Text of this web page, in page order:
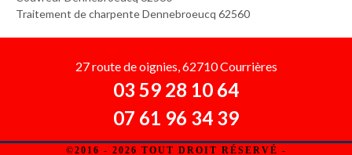
Traitement de charpente Dennebroeucq 62560
27 route de oignies, 62710 Courrières
03 59 28 10 64
07 61 96 34 39
©2016 - 2026 TOUT DROIT RÉSERVÉ -